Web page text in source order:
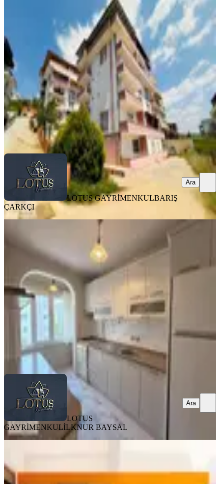
Fırsat !!! Boğazova Caddesi
Manzaralı Satılık 2+1 Dubleks Daire
İzmit, Gündoğdu Mahallesi
2+1 ·105 m² · 3. Kat ·08.08.2026
3.525.000 ₺
LOTUS GAYRİMENKULBARIŞ ÇARKÇI
LOTUS GAYRİMENKULBARIŞ
ÇARKÇI
Ara
İzmit Yahya Kaptan Ssk Binasıyanı
3+1 120m2 Arakat Satılık Daire
İzmit, Yahyakaptan Mahallesi
3+1
120 m²· ·08.08.2026
5.700.000 ₺
LOTUS GAYRİMENKULİLKNUR BAYSAL
Ara
LOTUS
GAYRİMENKULİLKNUR BAYSAL
Ara